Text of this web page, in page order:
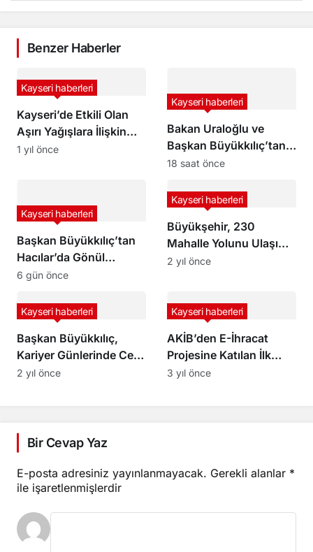
Benzer Haberler
Kayseri’de Etkili Olan
Aşırı Yağışlara İlişkin
Açıklama
Kayseri haberleri
1 yıl önce
Bakan Uraloğlu ve
Başkan Büyükkılıç’tan
Yüksek Hızlı Tren
Kayseri haberleri
18 saat önce
Başkan Büyükkılıç’tan
Hacılar’da Gönül
Buluşmaları: Ev
Turuna, Taziye
Ziyaretinden Nostalji
Durağına
Kayseri haberleri
6 gün önce
Büyükşehir, 230
Mahalle Yolunu Ulaşıma
Açtı
Kayseri haberleri
2 yıl önce
Başkan Büyükkılıç,
Kariyer Günlerinde Celal
Bayar Anadolu Lisesi
Kayseri haberleri
2 yıl önce
AKİB’den E-İhracat
Projesine Katılan İlk
Belediye Kayseri
Kayseri haberleri
3 yıl önce
Bir Cevap Yaz
E-posta adresiniz yayınlanmayacak. Gerekli alanlar *
ile işaretlenmişlerdir